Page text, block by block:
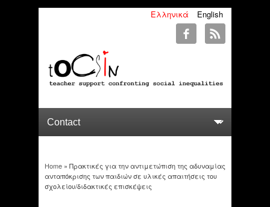
English
Ελληνικά
You are here
Home» Πρακτικές για την αντιμετώπιση της αδυναμίας
ανταπόκρισης των παιδιών σε υλικές απαιτήσεις του
σχολείου/διδακτικές επισκέψεις